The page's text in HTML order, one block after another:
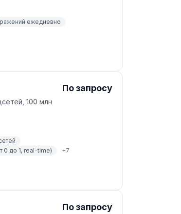
ежедневно
100 млн
По запросу
0 до 1, real-time) +7
По запросу